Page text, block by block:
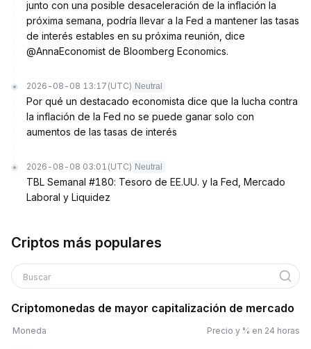
junto con una posible desaceleración de la inflación la
próxima semana, podría llevar a la Fed a mantener las tasas
de interés estables en su próxima reunión, dice
@AnnaEconomist de Bloomberg Economics.
2026-08-08 13:17 (UTC) Neutral
Por qué un destacado economista dice que la lucha contra
la inflación de la Fed no se puede ganar solo con
aumentos de las tasas de interés
2026-08-08 03:01 (UTC) Neutral
TBL Semanal #180: Tesoro de EE.UU. y la Fed, Mercado
Laboral y Liquidez
Criptos más populares
Buscar
Criptomonedas de mayor capitalización de mercado
Moneda Precio y % en 24 horas